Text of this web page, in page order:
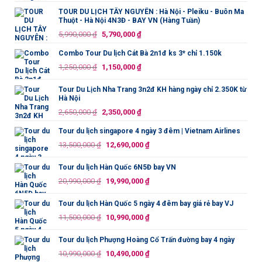
là:
750,000 ₫.
tại
699,000 ₫.
TOUR DU LỊCH TÂY NGUYÊN : Hà Nội - Pleiku - Buôn Ma
Thuột - Hà Nội 4N3Đ - BAY VN (Hàng Tuần)
5,990,000₫ Giá
là:
5,990,000 ₫.
5,790,000 ₫Giá
tại
là:
Combo Tour Du lịch Cát Bà 2n1đ ks 3* chỉ 1.150k
1,250,000₫ Giá
là:
1,150,000 ₫Giá
tại
1,150,000 ₫.
Tour Du Lịch Nha Trang 3n2đ KH hàng ngày chỉ 2.350K từ
Hà Nội
2,650,000₫ Giá
là:
2,650,000 ₫.
2,350,000 ₫Giá
tại
là:
Tour du lịch singapore 4 ngày 3 đêm | Vietnam Airlines
13,500,000₫ Giá
là:
13,500,000 ₫.
12,690,000 ₫Giá
tại
là:
Tour du lịch Hàn Quốc 6N5Đ bay VN
20,990,000₫ Giá
là:
20,990,000 ₫.
19,990,000 ₫Giá
tại
là:
Tour du lịch Hàn Quốc 5 ngày 4 đêm bay giá rẻ bay VJ
11,500,000₫ Giá
là:
11,500,000 ₫.
10,990,000 ₫Giá
tại
là:
Tour du lịch Phượng Hoàng Cổ Trấn đường bay 4 ngày
10,990,000₫ Giá
10,490,000 ₫Giá